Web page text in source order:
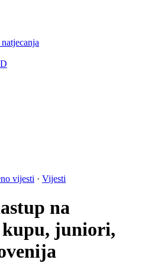
vijesti · Vijesti
na
juniori,